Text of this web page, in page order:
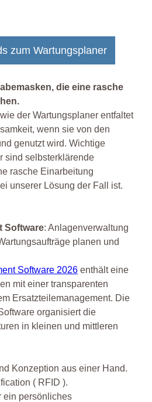
zum Wartungsplaner
die eine rasche
der Wartungsplaner entfaltet
wenn sie von den
genutzt wird. Wichtige
sind selbsterklärende
rasche Einarbeitung
unserer Lösung der Fall ist.
Software: Anlagenverwaltung
planen und
Software 2026 enthält eine
mit einer transparenten
Ersatzteilemanagement. Die
organisiert die
in kleinen und mittleren
Konzeption aus einer Hand.
( RFID ).
ein persönliches